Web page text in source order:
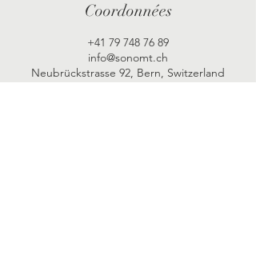
Coordonnées
+41 79 748 76 89
info@sonomt.ch
Neubrückstrasse 92, Bern, Switzerland